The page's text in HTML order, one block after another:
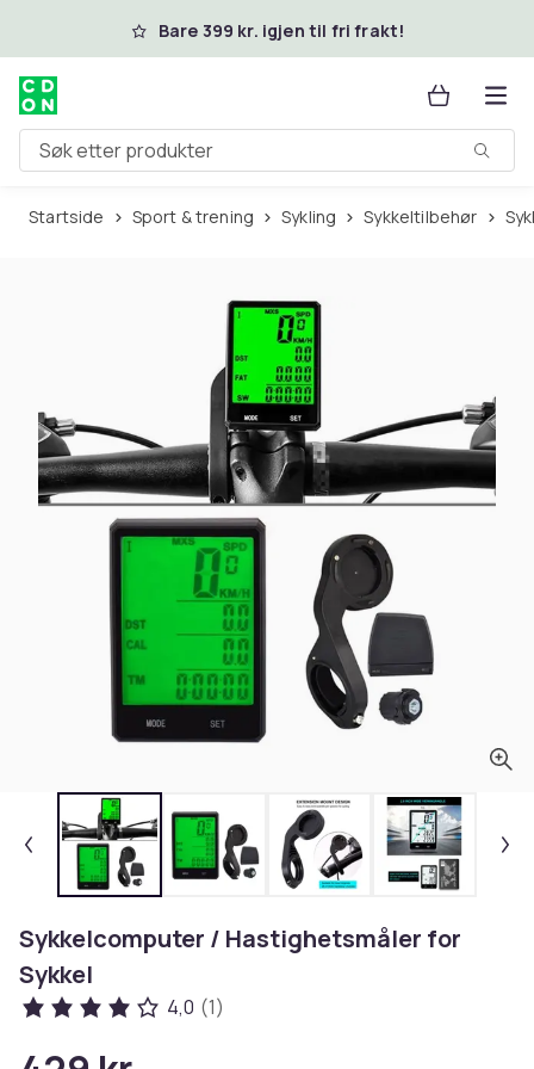
Hopp til hovedinnholdBare 399 kr. igjen til fri frakt!
Søk etter produkter
Startside Sport & trening Sykling Sykkeltilbehør
Sykkelcomputer / Hastighetsmåler for
Sykkel
4,0 (1)